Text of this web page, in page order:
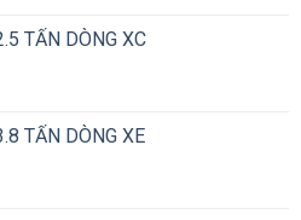
TẤN DÒNG XC
TẤN DÒNG XE